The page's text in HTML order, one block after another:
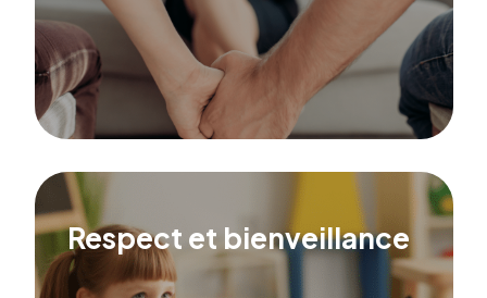
Respect et bienveillance